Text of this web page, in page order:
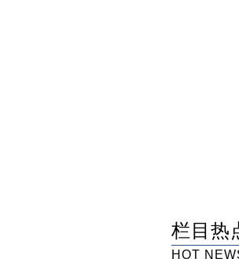
栏目热
HOT